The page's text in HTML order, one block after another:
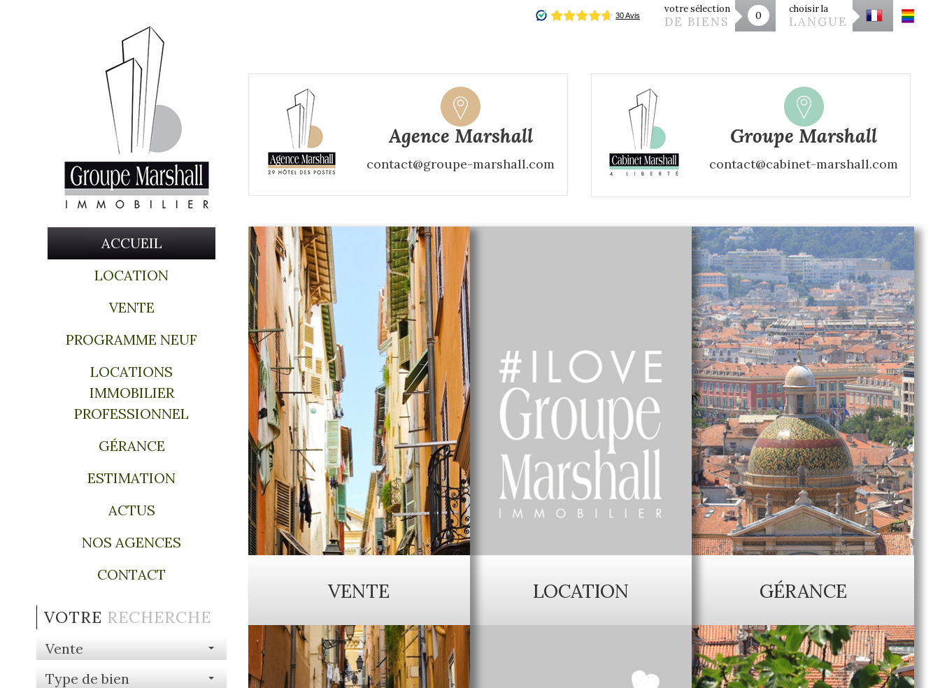
votre sélection
DE BIENS 0
choisir la
LANGUE
Agence Marshall
contact@groupe-marshall.com
Groupe Marshall
contact@cabinet-marshall.com
ACCUEIL
LOCATION
VENTE
PROGRAMME NEUF
LOCATIONS
IMMOBILIER
PROFESSIONNEL
GÉRANCE
ESTIMATION
ACTUS
NOS AGENCES
CONTACT
VOTRE RECHERCHE
Vente
Type de bien
VENTE LOCATION GÉRANCE